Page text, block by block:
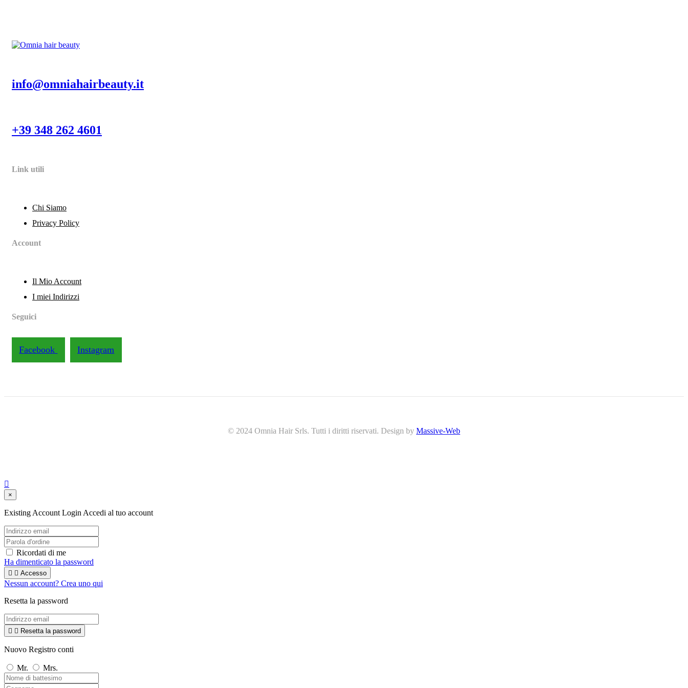
info@omniahairbeauty.it
+39 348 262 4601
Link utili
Chi Siamo
Privacy Policy
Account
Il Mio Account
I miei Indirizzi
Seguici
Facebook Instagram
© 2024 Omnia Hair Srls. Tutti i diritti riservati. Design by Massive-Web

×
Existing Account LoginAccedi al tuo account
Ricordati di me
Ha dimenticato la password
  Accesso
Nessun account? Crea uno qui
Resetta la password
  Resetta la password
Nuovo Registro conti
Mr. Mrs.